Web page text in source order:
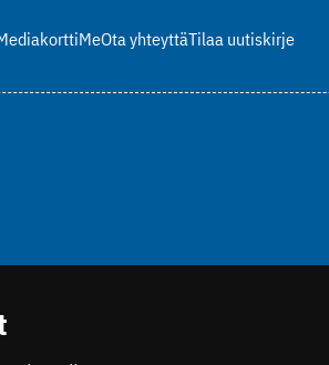
MeOta yhteyttäTilaa uutiskirje